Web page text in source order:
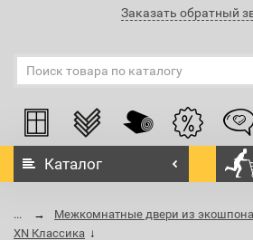
Заказать обратный
Каталог
... Межкомнатные двери из экошпона
XN Классика